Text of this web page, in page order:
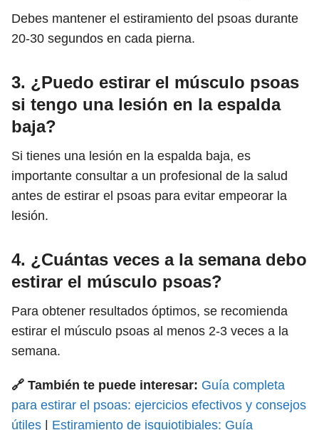
Debes mantener el estiramiento del psoas durante
20-30 segundos en cada pierna.
3. ¿Puedo estirar el músculo psoas
si tengo una lesión en la espalda
baja?
Si tienes una lesión en la espalda baja, es
importante consultar a un profesional de la salud
antes de estirar el psoas para evitar empeorar la
lesión.
4. ¿Cuántas veces a la semana debo
estirar el músculo psoas?
Para obtener resultados óptimos, se recomienda
estirar el músculo psoas al menos 2-3 veces a la
semana.
🔗 También te puede interesar: Guía completa
para estirar el psoas: ejercicios efectivos y consejos
útiles
Estiramiento de isquiotibiales: Guía